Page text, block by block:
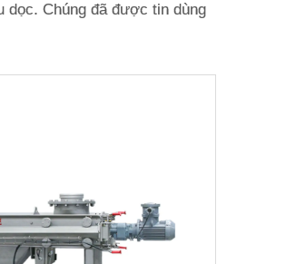
dọc. Chúng đã được tin dùng